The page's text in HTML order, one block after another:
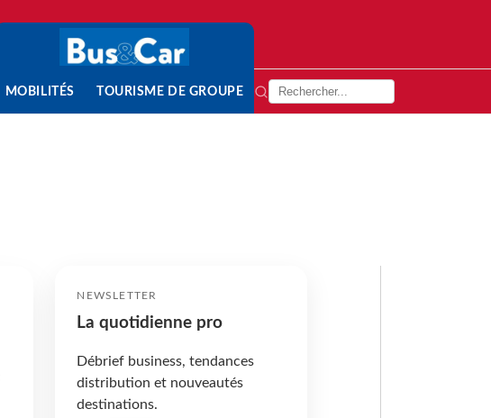
MOBILITÉS TOURISME DE GROUPE
NEWSLETTER
La quotidienne pro
Débrief business, tendances
distribution et nouveautés
destinations.